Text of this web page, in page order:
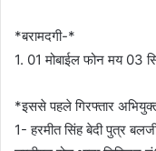
*बरामदगी-*
1. 01 मोबाईल फोन मय 03
*इससे पहले गिरफ्तार
1- हरमीत सिंह बेदी पुत्र